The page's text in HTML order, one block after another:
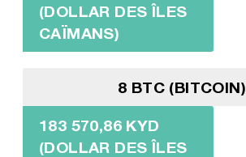
(DOLLAR DES ÎLES
CAÏMANS)
8 BTC (BITCOIN)
183 570,86 KYD
(DOLLAR DES ÎLES